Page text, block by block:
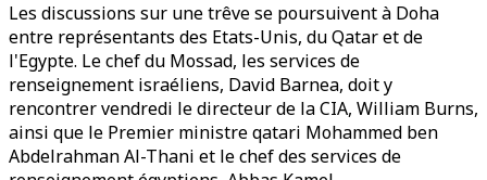
Les discussions sur une trêve se poursuivent à Doha
entre représentants des Etats-Unis, du Qatar et de
l'Egypte. Le chef du Mossad, les services de
renseignement israéliens, David Barnea, doit y
rencontrer vendredi le directeur de la CIA, William Burns,
ainsi que le Premier ministre qatari Mohammed ben
Abdelrahman Al-Thani et le chef des services de